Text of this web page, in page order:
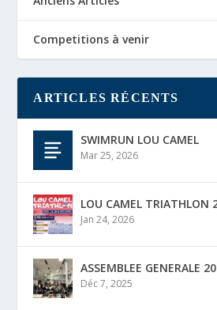
Competitions à venir
ARTICLES RÉCENTS
SWIMRUN LOU CAMEL
Mar 25, 2026
LOU CAMEL TRIATHLON
Jan 24, 2026
ASSEMBLEE GENERALE
Déc 7, 2025